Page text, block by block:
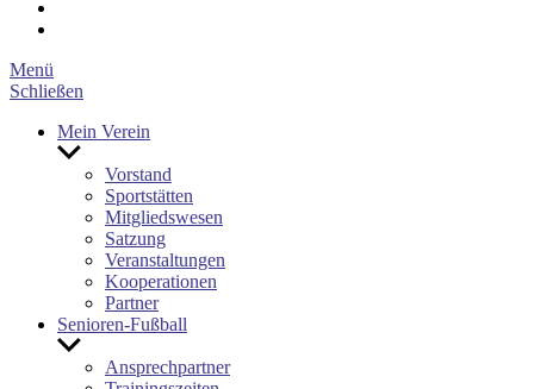
Menü
Schließen
Mein Verein
Untermenü
anzeigenVorstand
Sportstätten
Mitgliedswesen
Satzung
Veranstaltungen
Kooperationen
Partner
Senioren-Fußball
Untermenü
anzeigenAnsprechpartner